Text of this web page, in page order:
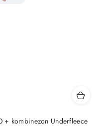
+ kombinezon Underfleece